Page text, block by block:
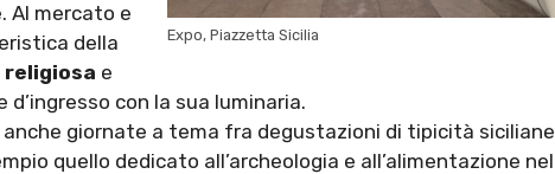
Expo, Piazzetta Sicilia
Al mercato e
della
e
con la sua luminaria.
giornate a tema fra degustazioni di tipicità siciliane
quello dedicato all’archeologia e all’alimentazione nel